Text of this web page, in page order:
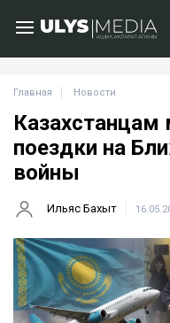
Главная Новости
Казахстанцам
поездки на
войны
Ильяс Бахыт